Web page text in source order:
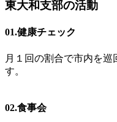
東大和支部の活動
01.健康チェック
月１回の割合で市内を巡
す。
02.食事会